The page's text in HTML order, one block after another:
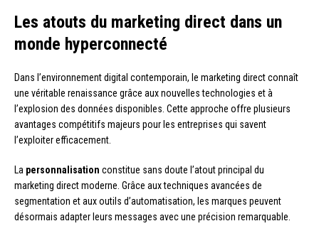
Les atouts du marketing direct dans un
monde hyperconnecté
Dans l’environnement digital contemporain, le marketing direct connaît
une véritable renaissance grâce aux nouvelles technologies et à
l’explosion des données disponibles. Cette approche offre plusieurs
avantages compétitifs majeurs pour les entreprises qui savent
l’exploiter efficacement.
La personnalisation constitue sans doute l’atout principal du
marketing direct moderne. Grâce aux techniques avancées de
segmentation et aux outils d’automatisation, les marques peuvent
désormais adapter leurs messages avec une précision remarquable.